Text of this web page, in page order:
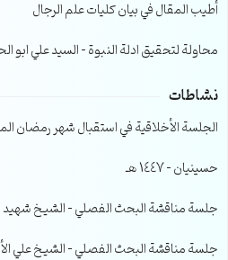
أطيب المقال في بيان كليات علم الرجال
محاولة لتحقيق ادلة النبوة – السيد علي ابو
نشاطات
الجلسة الأخلاقية في استقبال شهر رمضان
حسينيان – 1447 هـ
جلسة مناقشة البحث الفصلي – الشيخ شهيد بلوي –
جلسة مناقشة البحث الفصلي – الشيخ علي الأكبر